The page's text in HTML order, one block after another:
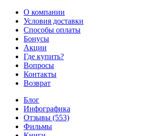
О компании
Условия доставки
Способы оплаты
Бонусы
Акции
Где купить?
Вопросы
Контакты
Возврат
Блог
Инфографика
Отзывы (553)
Фильмы